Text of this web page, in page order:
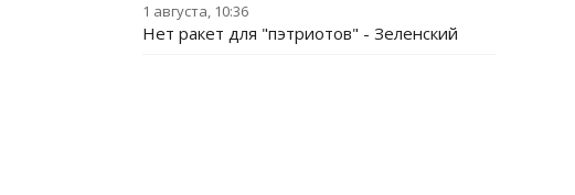
1 августа, 10:36
Нет ракет для "пэтриотов" - Зеленский